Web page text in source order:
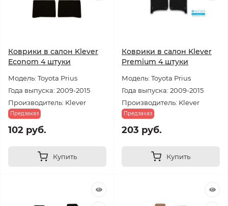
Коврики в салон Klever
Econom 4 штуки
Модель: Toyota Prius
Года выпуска: 2009-2015
Производитель: Klever
Предзаказ
102 руб.
Купить
Коврики в салон Klever
Premium 4 штуки
Модель: Toyota Prius
Года выпуска: 2009-2015
Производитель: Klever
Предзаказ
203 руб.
Купить